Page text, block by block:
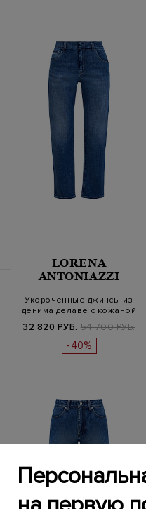
LORENA
ANTONIAZZI
Укороченные джинсы из
денима делаве с кожаной
нашивкой
32 820 РУБ. 54 700 РУБ.
-40%